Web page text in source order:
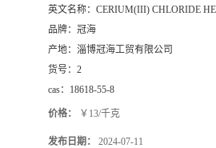
英文名称： CERIUM(III) CHLORIDE
品牌： 冠海
产地： 淄博冠海工贸有限公司
货号： 2
cas： 18618-55-8
价格： ￥13/千克
发布日期： 2024-07-11